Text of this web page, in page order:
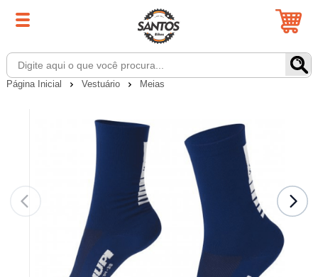
Página Inicial Vestuário Meias